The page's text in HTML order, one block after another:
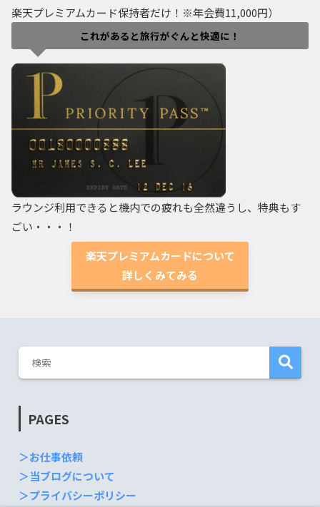
楽天プレミアムカード保持者だけ！※年会費11,000円）
これがあると旅行がぐんと快適に！
ラウンジ利用できると機内での疲れも全然違うし、特典もす
ごい・・・！
楽天プレミアムカードについて
詳しくみてみる
PAGES
＞お仕事依頼
＞当ブログについて
＞プライバシーポリシー